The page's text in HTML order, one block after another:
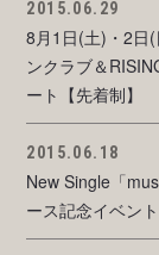
2015.06.29
8月1日(土)・2日
ンクラブ＆
ート【先着制】
2015.06.18
New Single「
ース記念イベン